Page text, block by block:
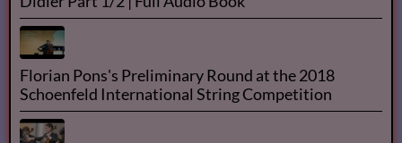
Florian Pons's Preliminary Round at the 2018
Schoenfeld International String Competition